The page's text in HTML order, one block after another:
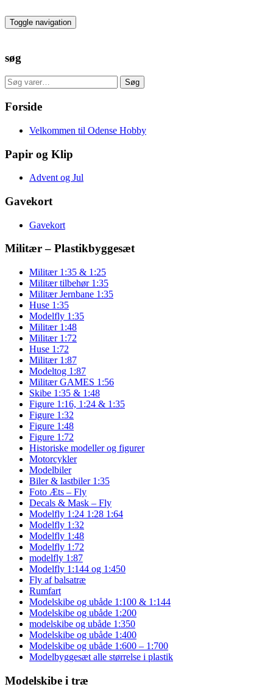
to
the
Toggle navigation
søg
Søg
efter:
Søg
Forside
Velkommen til Odense Hobby
Papir og Klip
Advent og Jul
Gavekort
Gavekort
Militær – Plastikbyggesæt
Militær 1:35 & 1:25
Militær tilbehør 1:35
Militær Jernbane 1:35
Huse 1:35
Modelfly 1:35
Militær 1:48
Militær 1:72
Huse 1:72
Militær 1:87
Modeltog 1:87
Militær GAMES 1:56
Skibe 1:35 & 1:48
Figure 1:16, 1:24 & 1:35
Figure 1:32
Figure 1:48
Figure 1:72
Historiske modeller og figurer
Motorcykler
Modelbiler
Biler & lastbiler 1:35
Foto Æts – Fly
Decals & Mask – Fly
Modelfly 1:24 1:28 1:64
Modelfly 1:32
Modelfly 1:48
Modelfly 1:72
modelfly 1:87
Modelfly 1:144 og 1:450
Fly af balsatræ
Rumfart
Modelskibe og ubåde 1:100 & 1:144
Modelskibe og ubåde 1:200
modelskibe og ubåde 1:350
Modelskibe og ubåde 1:400
Modelskibe og ubåde 1:600 – 1:700
Modelbyggesæt alle størrelse i plastik
Modelskibe i træ